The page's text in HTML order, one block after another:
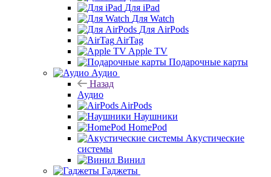
Для iPad
Для Watch
Для AirPods
AirTag
Apple TV
Подарочные карты
Аудио
Назад
Аудио
AirPods
Наушники
HomePod
Акустические
системы
Винил
Гаджеты